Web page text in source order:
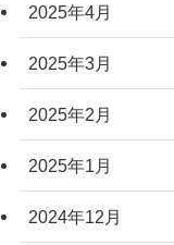
2025年4月
2025年3月
2025年2月
2025年1月
2024年12月